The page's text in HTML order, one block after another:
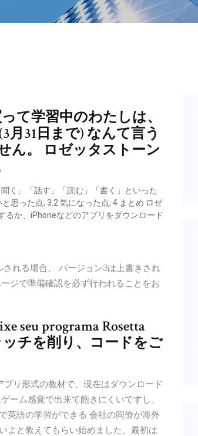
て学習中のわたしは、
31日まで) なんて言う
ん。 ロゼッタストーン
く」「話す」「読む」「書く」といった
思った点; 3.2 気になった点; 4 まとめ ロゼ
るか、iPhoneなどのアプリをダウンロード
れる場合、 バージョン3は上書きされ
ジで準備確認を必ず行われることをお
seu programa Rosetta
チを削り、コードをご
リ形式の教材で、現在はダウンロード
ーム感覚で出来て飽きにくいですし、
英語の学習ができる 会社の同僚が海外
よと教えてもらい始めました。最初は